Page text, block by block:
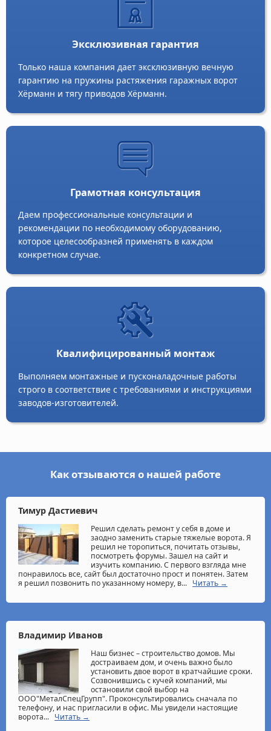
Эксклюзивная гарантия
Только наша компания дает эксклюзивную вечную
гарантию на пружины растяжения гаражных ворот
Хёрманн и тягу приводов Хёрманн.
Грамотная консультация
Даем профессиональные консультации и
рекомендации по необходимому оборудованию,
которое целесообразней применять в каждом
конкретном случае.
Квалифицированный монтаж
Выполняем монтажные и пусконаладочные работы
строго в соответствие с требованиями и инструкциями
заводов-изготовителей.
Как отзываются о нашей работе
Тимур Дастиевич
Решил сделать ремонт у себя в доме и
заодно заменить старые тяжелые ворота. Я
решил не торопиться, почитать отзывы,
посмотреть форумы. Зашел на сайт и
изучить компанию. С первого взгляда мне
понравилось все, сайт был достаточно прост и понятен. Затем
я решил позвонить по указанному номеру, в... Читать →
Владимир Иванов
Наш бизнес – строительство домов. Мы
достраиваем дом, и очень важно было
установить двое ворот в кратчайшие сроки.
Созвонившись с кучей компаний, мы
остановили свой выбор на
ООО"МеталСпецГрупп". Проконсультировались сначала по
телефону, и нас пригласили в офис. Мы увидели настоящие
ворота... Читать →